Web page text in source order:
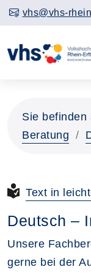
vhs@vhs-
Sie befinden
Beratung
Text in
Deutsch –
Unsere
gerne bei der